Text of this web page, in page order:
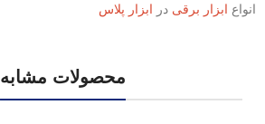
انواع ابزار برقی در ابزار پلاس
محصولات مشابه